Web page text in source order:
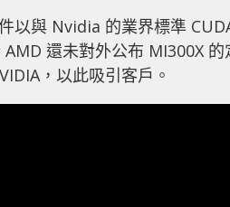
以與 Nvidia 的業界標準
還未對外公布 MI300X
，以此吸引客戶。